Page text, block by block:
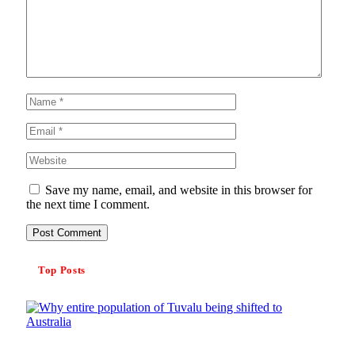
Save my name, email, and website in this browser for
the next time I comment.
Top Posts